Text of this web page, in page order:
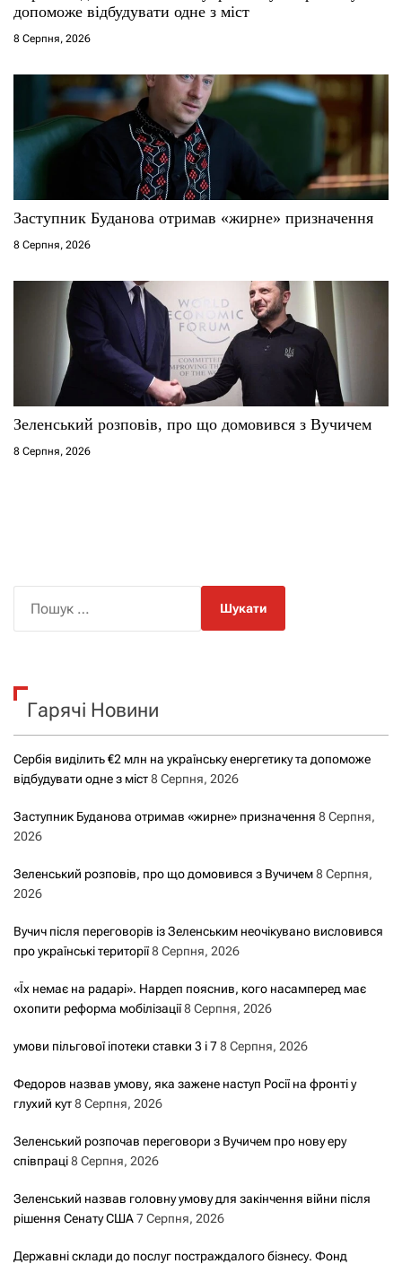
допоможе відбудувати одне з міст
8 Серпня, 2026
Заступник Буданова отримав «жирне» призначення
8 Серпня, 2026
Зеленський розповів, про що домовився з Вучичем
8 Серпня, 2026
к
Гарячі Новини
Сербія виділить €2 млн на українську енергетику та допоможе
відбудувати одне з міст8 Серпня, 2026
Заступник Буданова отримав «жирне» призначення 8 Серпня,
2026
Зеленський розповів, про що домовився з Вучичем8 Серпня,
2026
Вучич після переговорів із Зеленським неочікувано висловився
про українські території8 Серпня, 2026
«Їх немає на радарі». Нардеп пояснив, кого насамперед має
охопити реформа мобілізації8 Серпня, 2026
умови пільгової іпотеки ставки 3 і 78 Серпня, 2026
Федоров назвав умову, яка зажене наступ Росії на фронті у
глухий кут8 Серпня, 2026
Зеленський розпочав переговори з Вучичем про нову еру
співпраці8 Серпня, 2026
Зеленський назвав головну умову для закінчення війни після
рішення Сенату США7 Серпня, 2026
Державні склади до послуг постраждалого бізнесу. Фонд